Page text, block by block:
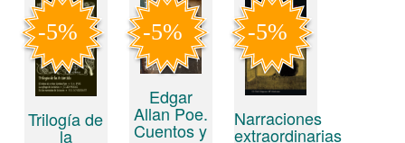
Trilogía de
la
Edgar
Allan Poe.
Cuentos y
Narraciones
extraordinarias